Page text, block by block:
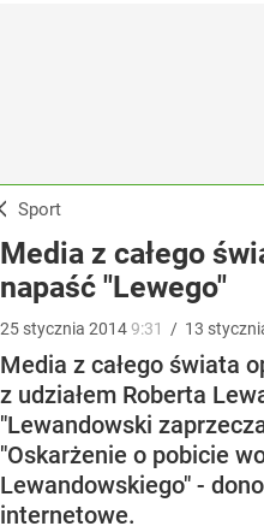
Sport
Media z całego
napaść "Lewego"
25 stycznia 20149:31 / 13
Media z całego świata
z udziałem Roberta
"Lewandowski
"Oskarżenie o pobicie
Lewandowskiego" -
internetowe.